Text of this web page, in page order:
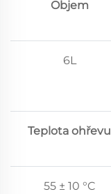
Objem
6L
Teplota ohřevu
55 ± 10 °C